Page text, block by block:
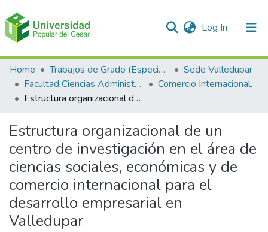
Log In (current)
Communities & Collections
All of DSpace
Home Trabajos de Grado (Especializaciones y Pregrados)
Sede Valledupar
Facultad Ciencias Administrativas Contables y Económicas – Face
Comercio Internacional.
Estructura organizacional de un centro de investigación en el área de ciencias sociales, económicas y de comercio internacional para el desarrollo empresarial en Valledupar
Estructura organizacional de un
centro de investigación en el área de
ciencias sociales, económicas y de
comercio internacional para el
desarrollo empresarial en
Valledupar